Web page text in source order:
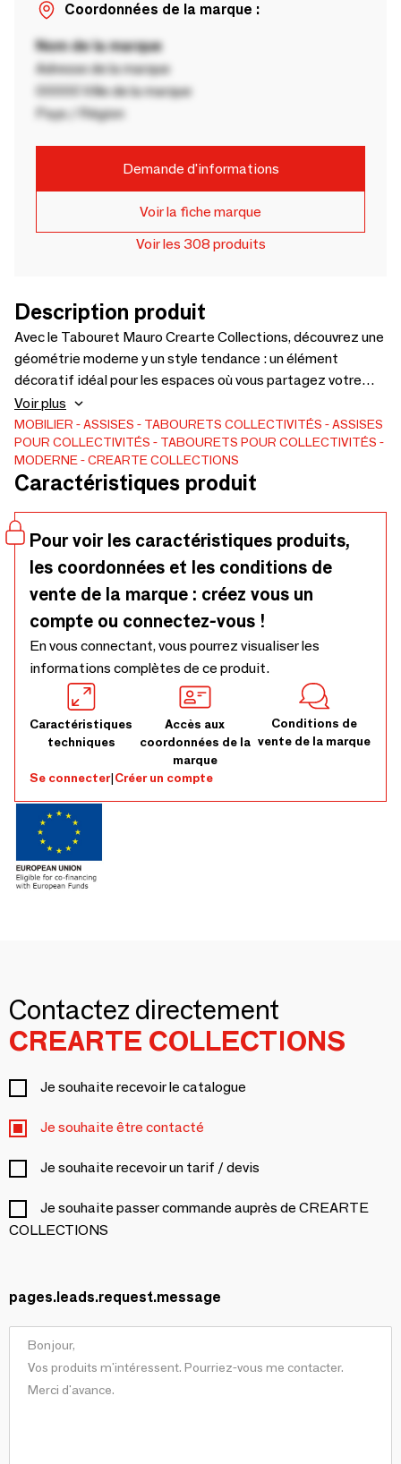
Coordonnées de la marque :
Nom de la marque
Adresse de la marque
00000 Ville de la marque
Pays / Région
Demande d'informations
Voir la fiche marque
Voir les 308 produits
Description produit
Avec le Tabouret Mauro Crearte Collections, découvrez une
géométrie moderne y un style tendance : un élément
décoratif idéal pour les espaces où vous partagez votre
expérience. Ce tabouret haut, équipé d'un repose-pieds,
garantit un confort maximal lors des moments partagés. Un
véritable savoir-faire artisanal rend ce tabouret de bar fait
main entièrement personnalisable grâce à une large gamme
de tissus, cuirs, propres matériaux (COM), couleurs et
finitions de bois. Nous personnalisons également sa
hauteur de manière experte, l'adaptant parfaitement aux
différents besoins d'espace ou le transformant en banc de
bar pour tables hautes. Adoptez un nouvel esprit de design
contemporain différent. Modèle 3D disponible.
Voir plus
MOBILIER ASSISES TABOURETS COLLECTIVITÉS
ASSISES
POUR COLLECTIVITÉS
TABOURETS POUR COLLECTIVITÉS
MODERNE
CREARTE COLLECTIONS
Caractéristiques produit
Pour voir les caractéristiques produits,
les coordonnées et les conditions de
vente de la marque : créez vous un
compte ou connectez-vous !
En vous connectant, vous pourrez visualiser les
informations complètes de ce produit.
Caractéristiques
techniques
Accès aux
coordonnées de la
marque
Conditions de
vente de la marque
Se connecter|Créer un compte
Contactez directement
CREARTE COLLECTIONS
Je souhaite recevoir le catalogue
Je souhaite être contacté
Je souhaite recevoir un tarif / devis
Je souhaite passer commande auprès de CREARTE
COLLECTIONS
pages.leads.request.message